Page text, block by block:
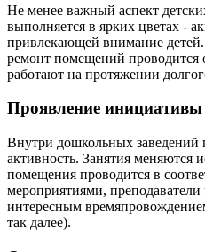
Не менее важный аспект
выполняется в ярких цветах -
привлекающей внимание детей.
ремонт помещений проводится
работают на протяжении
Проявление
Внутри дошкольных заведений
активность. Занятия меняются
помещения проводится в
мероприятиями,
интересным
так далее).